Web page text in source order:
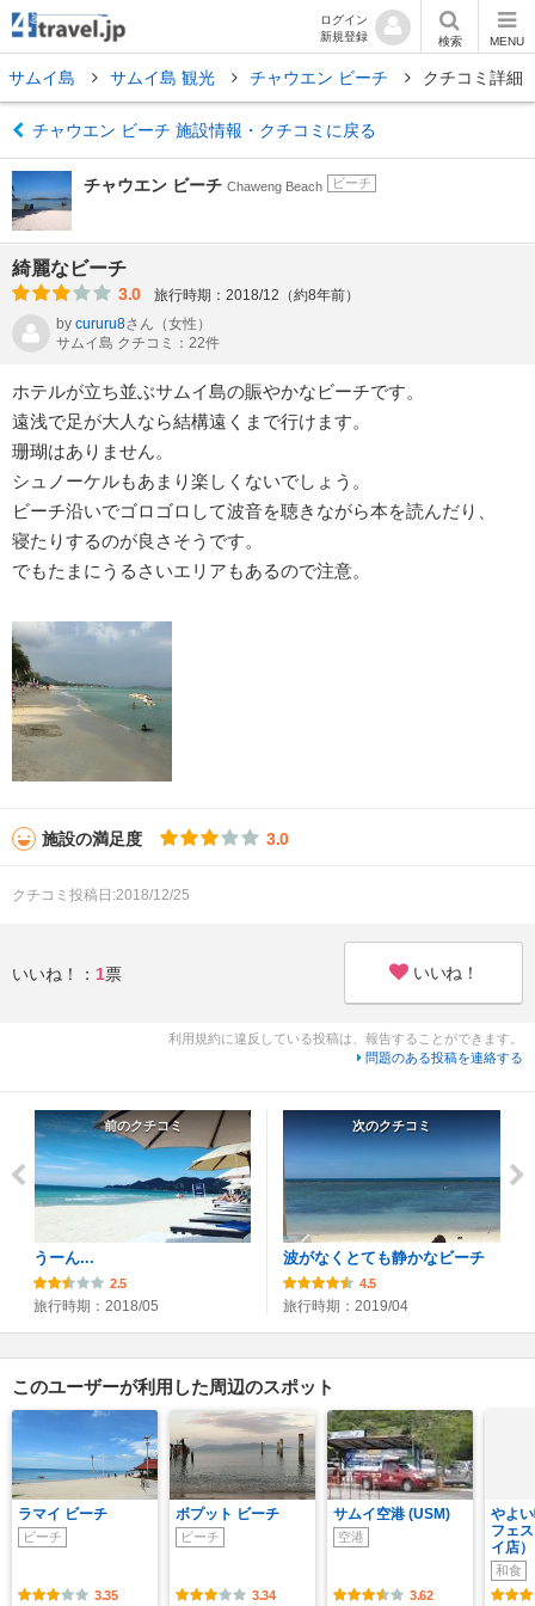
ログイン
新規登録
検索 MENU
サムイ島 サムイ島 観光 チャウエン ビーチ クチコミ詳細
チャウエン ビーチ 施設情報・クチコミに戻る
チャウエン ビーチ Chaweng Beach ビーチ
綺麗なビーチ
3.0
旅行時期：2018/12（約8年前）
by cururu8さん （女性）
サムイ島 クチコミ：22件
ホテルが立ち並ぶサムイ島の賑やかなビーチです。
遠浅で足が大人なら結構遠くまで行けます。
珊瑚はありません。
シュノーケルもあまり楽しくないでしょう。
ビーチ沿いでゴロゴロして波音を聴きながら本を読んだり、
寝たりするのが良さそうです。
でもたまにうるさいエリアもあるので注意。
施設の満足度 3.0
クチコミ投稿日:2018/12/25
いいね！： 1票 いいね！
利用規約に違反している投稿は、報告することができます。
問題のある投稿を連絡する
前のクチコミ
うーん...
2.5
旅行時期：2018/05
次のクチコミ
波がなくとても静かなビーチ
4.5
旅行時期：2019/04
このユーザーが利用した周辺のスポット
ラマイ ビーチ
ビーチ
3.35
ボプット ビーチ
ビーチ
3.34
サムイ空港 (USM)
空港
3.62
やよ
フェ
イ店）
和食